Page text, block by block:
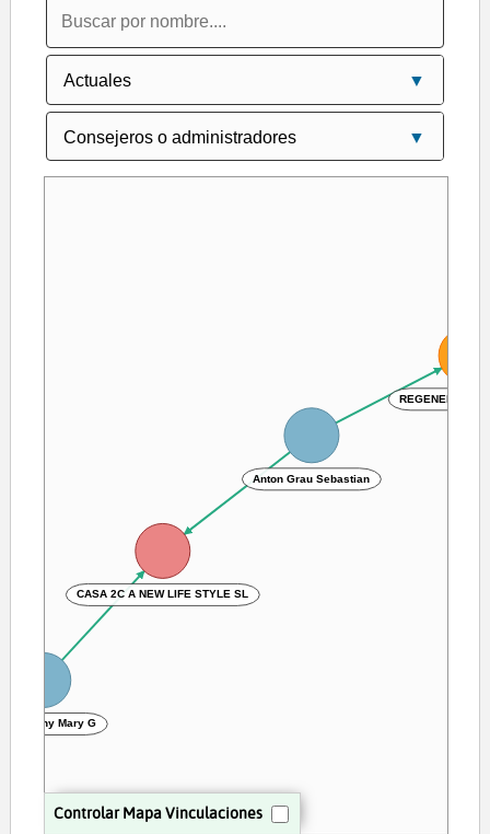
Controlar Mapa Vinculaciones
CASA 2C A NEW LIFE STYLE SL
Cathy Mary G
Anton Grau Sebastian
REGENERATIVE